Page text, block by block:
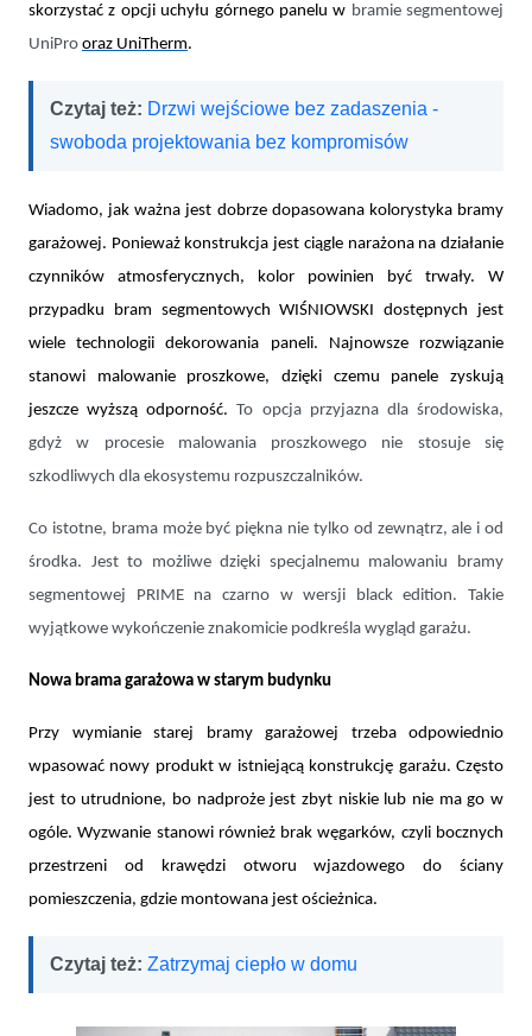
skorzystać z opcji uchyłu górnego panelu w bramie segmentowej
UniPro oraz UniTherm.
Czytaj też: Drzwi wejściowe bez zadaszenia -
swoboda projektowania bez kompromisów
Wiadomo, jak ważna jest dobrze dopasowana kolorystyka bramy
garażowej. Ponieważ konstrukcja jest ciągle narażona na działanie
czynników atmosferycznych, kolor powinien być trwały. W
przypadku bram segmentowych WIŚNIOWSKI dostępnych jest
wiele technologii dekorowania paneli. Najnowsze rozwiązanie
stanowi malowanie proszkowe, dzięki czemu panele zyskują
jeszcze wyższą odporność.To opcja przyjazna dla środowiska,
gdyż w procesie malowania proszkowego nie stosuje się
szkodliwych dla ekosystemu rozpuszczalników.
Co istotne, brama może być piękna nie tylko od zewnątrz, ale i od
środka. Jest to możliwe dzięki specjalnemu malowaniu bramy
segmentowej PRIME na czarno w wersji black edition. Takie
wyjątkowe wykończenie znakomicie podkreśla wygląd garażu.
Nowa brama garażowa w starym budynku
Przy wymianie starej bramy garażowej trzeba odpowiednio
wpasować nowy produkt w istniejącą konstrukcję garażu. Często
jest to utrudnione, bo nadproże jest zbyt niskie lub nie ma go w
ogóle. Wyzwanie stanowi również brak węgarków, czyli bocznych
przestrzeni od krawędzi otworu wjazdowego do ściany
pomieszczenia, gdzie montowana jest ościeżnica.
Czytaj też: Zatrzymaj ciepło w domu